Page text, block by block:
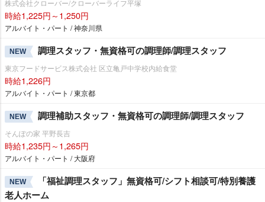
株式会社クローバー/クローバーライフ平塚
時給1,225円～1,250円
アルバイト・パート / 神奈川県
NEW 調理スタッフ・無資格可の調理師/調理スタッフ
東京フードサービス株式会社 区立亀戸中学校内給食堂
時給1,226円
アルバイト・パート / 東京都
NEW 調理補助スタッフ・無資格可の調理師/調理スタッフ
そんぽの家 平野長吉
時給1,235円～1,265円
アルバイト・パート / 大阪府
NEW
「福祉調理スタッフ」無資格可/シフト相談可/特別養護
老人ホーム